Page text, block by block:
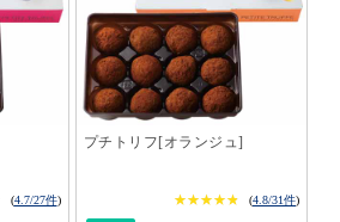
(4.7/27件)
プチトリフ[オランジュ]
★★★★★
★★★★★ (4.8/31件)